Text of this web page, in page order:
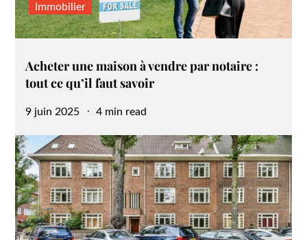
Immobilier
Acheter une maison à vendre par notaire :
tout ce qu’il faut savoir
Posted
9 juin 2025 4 min read